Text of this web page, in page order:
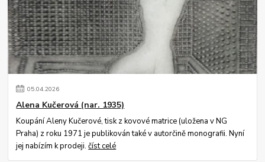
05.04.2026
Alena Kučerová (nar. 1935)
Koupání Aleny Kučerové, tisk z kovové matrice (uložena v NG
Praha) z roku 1971 je publikován také v autorčině monografii. Nyní
jej nabízím k prodeji.číst celé